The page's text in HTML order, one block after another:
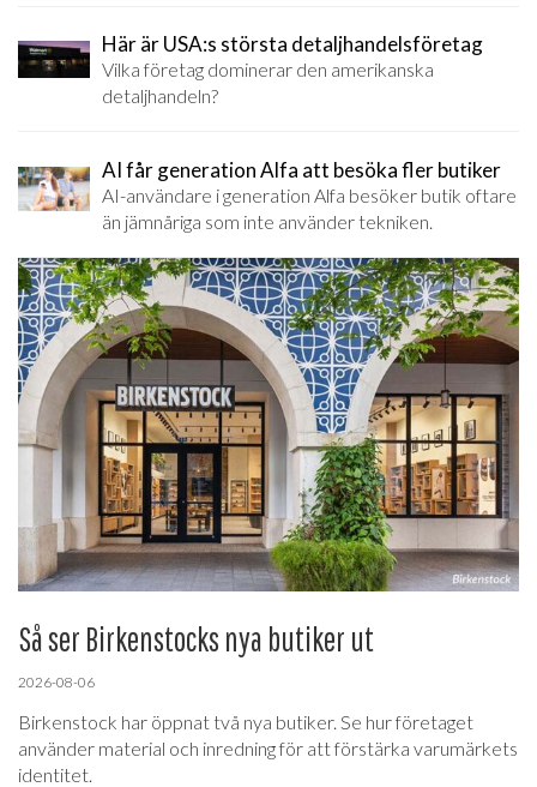
Här är USA:s största detaljhandelsföretag
Vilka företag dominerar den amerikanska
detaljhandeln?
AI får generation Alfa att besöka fler butiker
AI-användare i generation Alfa besöker butik oftare
än jämnåriga som inte använder tekniken.
Så ser Birkenstocks nya butiker ut
2026-08-06
Birkenstock har öppnat två nya butiker. Se hur företaget
använder material och inredning för att förstärka varumärkets
identitet.